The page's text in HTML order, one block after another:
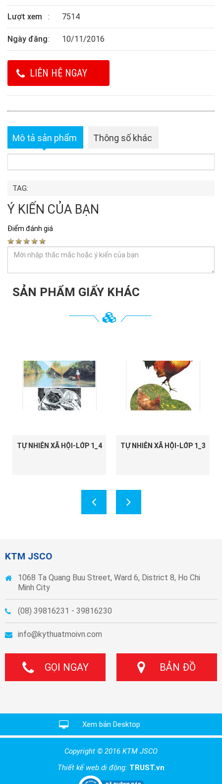
Lượt xem 7514
Ngày đăng 10/11/2016
LIÊN HỆ NGAY
Mô tả sản phẩm Thông số khác
TAG:
Ý KIẾN CỦA BẠN
Điểm đánh giá
SẢN PHẨM GIẤY KHÁC
TỰ NHIÊN XÃ HỘI-LỚP 1_4 TỰ NHIÊN XÃ HỘI-LỚP 1_3
KTM JSCO
1068 Ta Quang Buu Street, Ward 6, District 8, Ho Chi
Minh City
(08) 39816231 - 39816230
info@kythuatmoivn.com
GỌI NGAY BẢN ĐỒ
Xem bản Desktop
Copyright © 2016 KTM JSCO
Thiết kế web di động: TRUST.vn